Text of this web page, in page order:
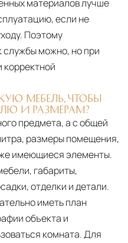
материалов лучше
если не
Поэтому
службы можно, но при
корректной
МЕБЕЛЬ, ЧТОБЫ
И РАЗМЕРАМ?
предмета, а с общей
размеры помещения,
имеющиеся элементы.
габариты,
отделки и детали.
иметь план
объекта и
комната. Для